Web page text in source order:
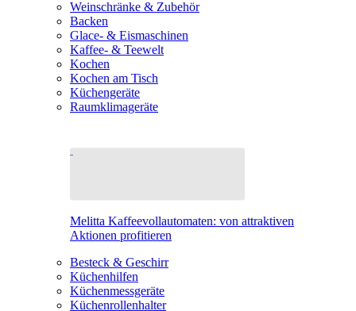
Weinschränke & Zubehör
Backen
Glace- & Eismaschinen
Kaffee- & Teewelt
Kochen
Kochen am Tisch
Küchengeräte
Raumklimageräte
Melitta Kaffeevollautomaten: von attraktiven
Aktionen profitieren
Besteck & Geschirr
Küchenhilfen
Küchenmessgeräte
Küchenrollenhalter